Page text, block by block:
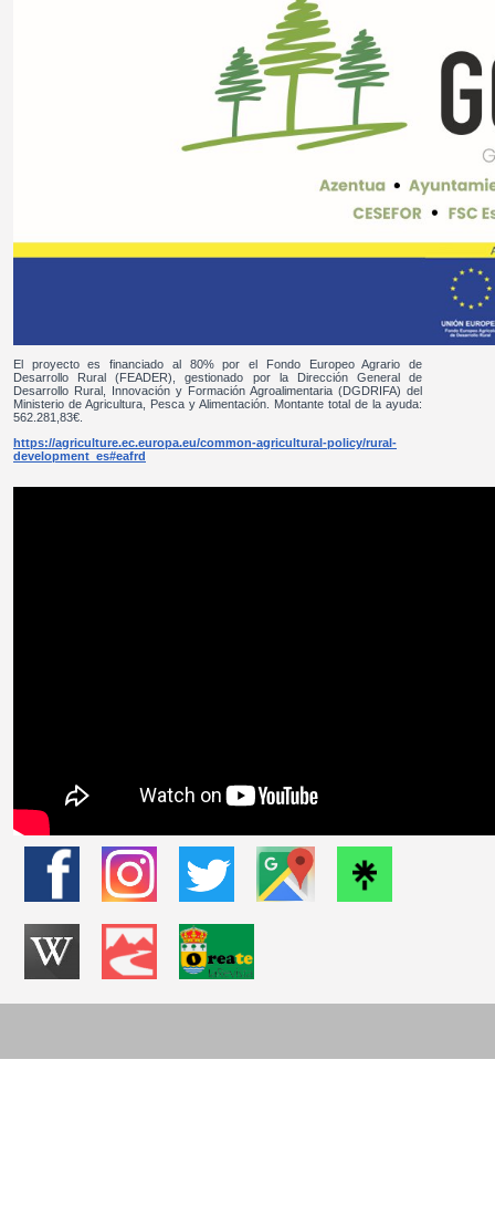
El proyecto es financiado al 80% por el Fondo Europeo Agrario de
Desarrollo Rural (FEADER), gestionado por la Dirección General de
Desarrollo Rural, Innovación y Formación Agroalimentaria (DGDRIFA) del
Ministerio de Agricultura, Pesca y Alimentación. Montante total de la ayuda:
562.281,83€.
https://agriculture.ec.europa.eu/common-agricultural-policy/rural-
development_es#eafrd